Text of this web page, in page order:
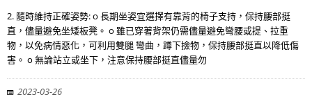
2. 隨時維持正確姿勢: o 長期坐姿宜選擇有靠背的椅子支持，保持腰部挺
直，儘量避免坐矮板凳。 o 雖已穿著背架仍需儘量避免彎腰或提、拉重
物，以免病情惡化，可利用雙腿 彎曲，蹲下撿物，保持腰部挺直以降低傷
害。 o 無論站立或坐下，注意保持腰部挺直儘量勿
2023-03-26